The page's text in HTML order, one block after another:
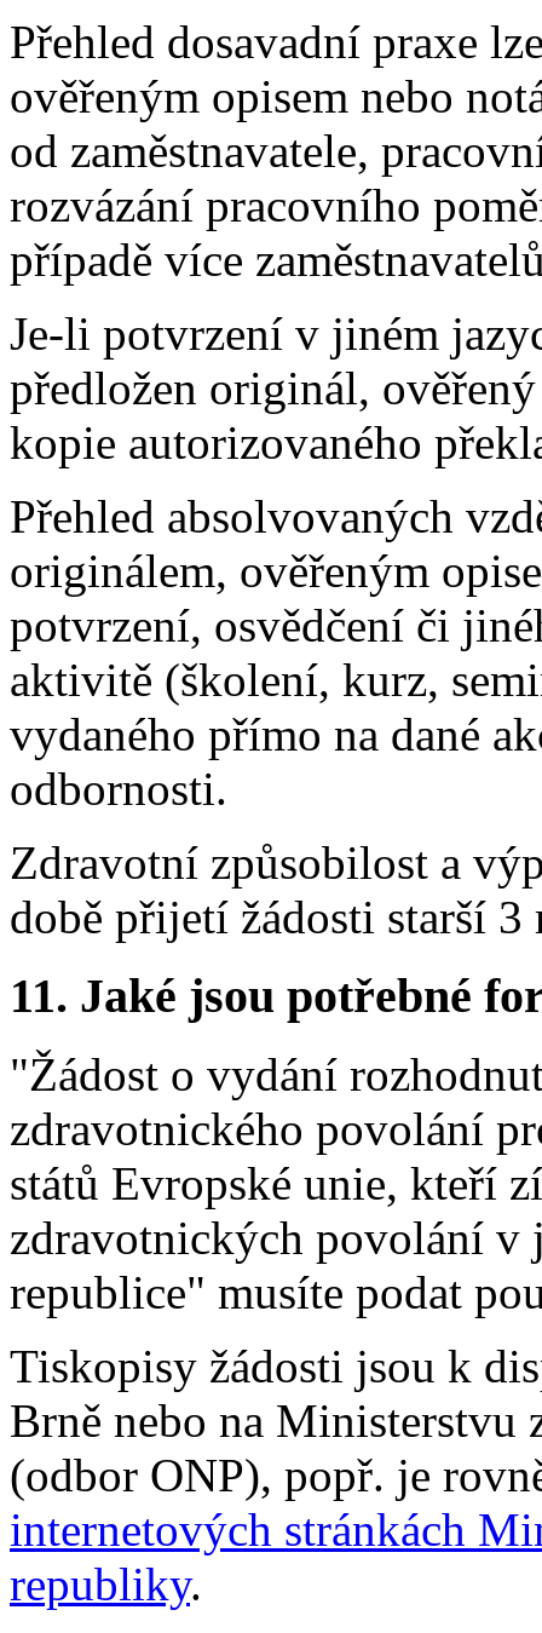
Přehled dosavadní praxe
ověřeným opisem nebo
od zaměstnavatele,
rozvázání pracovního
případě více
Je-li potvrzení v jiném
předložen originál,
kopie autorizovaného
Přehled absolvovaných
originálem, ověřeným
potvrzení, osvědčení či
aktivitě (školení, kurz,
vydaného přímo na dané
odbornosti.
Zdravotní způsobilost a
době přijetí žádosti starší 3
11. Jaké jsou potřebné
"Žádost o vydání
zdravotnického povolání
států Evropské unie, kteří
zdravotnických povolání v
republice" musíte podat
Tiskopisy žádosti jsou k
Brně nebo na
(odbor ONP), popř. je
internetových stránkách
republiky.